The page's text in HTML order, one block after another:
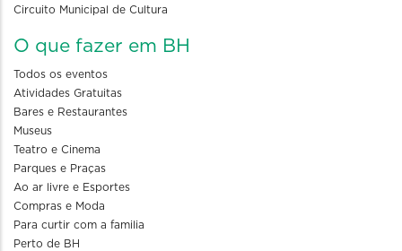
Circuito Municipal de Cultura
O que fazer em BH
Todos os eventos
Atividades Gratuitas
Bares e Restaurantes
Museus
Teatro e Cinema
Parques e Praças
Ao ar livre e Esportes
Compras e Moda
Para curtir com a familia
Perto de BH